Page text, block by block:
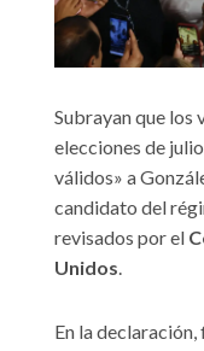
Subrayan que los
elecciones de
válidos» a
candidato del
revisados por el
Unidos.
En la